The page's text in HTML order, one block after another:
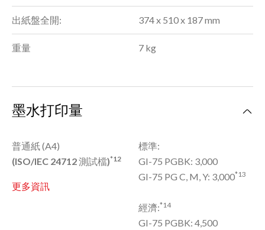
出紙盤全開: 374 x 510 x 187 mm
重量 7 kg
墨水打印量
普通紙 (A4)
(ISO/IEC 24712測試檔)*12
更多資訊
標準:
GI-75 PGBK: 3,000
GI-75 PG C, M, Y: 3,000*13
經濟:*14
GI-75 PGBK: 4,500